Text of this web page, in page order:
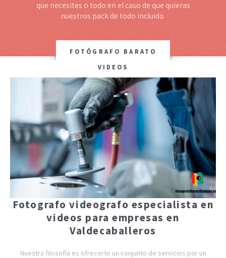
que necesites o todo en el caso de que quieras
nuestros pack de todo incluido
FOTÓGRAFO BARATO
VIDEOS
Fotografo videografo especialista en
videos para empresas en
Valdecaballeros
Nuestra filosofía es ofrecerte un conjunto de servicios por un